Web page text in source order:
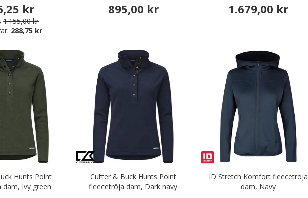
kr
1.155,00 kr
288,75 kr
895,00 kr 1.679,00 kr
Hunts Point
Ivy green
Cutter & Buck Hunts Point
fleecetröja dam, Dark navy
ID Stretch Komfort fleecetröja
dam, Navy